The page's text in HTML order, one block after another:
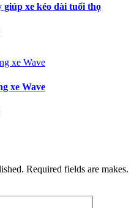
xe kéo dài tuổi thọ
xe Wave
Required fields are makes.